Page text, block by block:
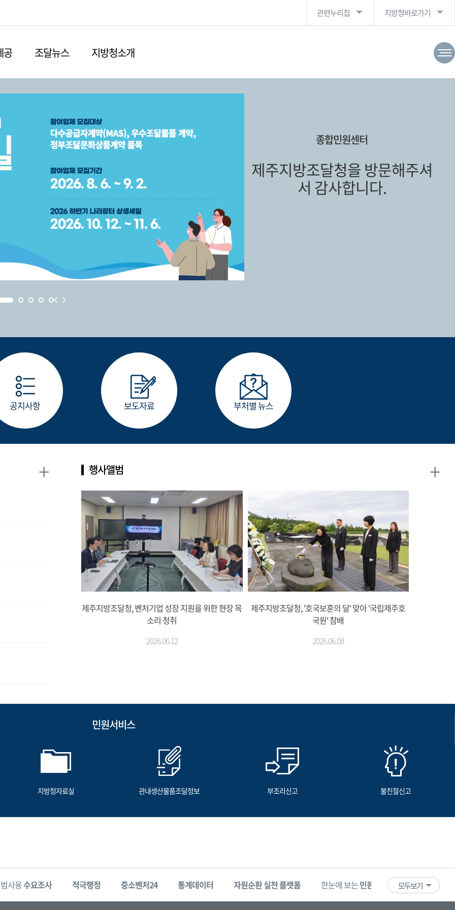
관련누리집 지방청바로가기
공 조달뉴스 지방청소개
종합민원센터
제주지방조달청을 방문해주셔
서 감사합니다.
공지사항 보도자료 부처별 뉴스
+ 행사앨범
제주지방조달청, 벤처기업 성장 지원을 위한 현장 목
소리 청취
2026.06.12
제주지방조달청, '호국보훈의 달' 맞아 '국립제주호
국원' 참배
2026.06.08
+
민원서비스
지방청자료실 관내생산물품조달정보 부조리신고 불친절신고
사용수요조사 적극행정 중소벤처24 통계데이터 자원순환 실천 플랫폼 한눈에 보는민원 빅데이터 기업마당
모두보기